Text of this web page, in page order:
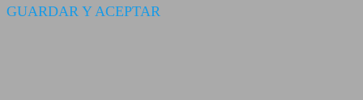
GUARDAR Y ACEPTAR